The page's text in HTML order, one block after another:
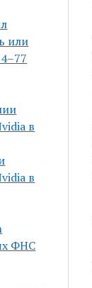
или
в